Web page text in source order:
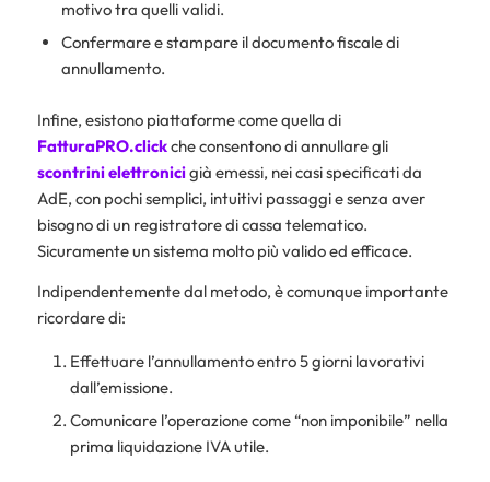
motivo tra quelli validi.
Confermare e stampare il documento fiscale di
annullamento.
Infine, esistono piattaforme come quella di
FatturaPRO.clickche consentono di annullare gli
scontrini elettronicigià emessi, nei casi specificati da
AdE, con pochi semplici, intuitivi passaggi e senza aver
bisogno di un registratore di cassa telematico.
Sicuramente un sistema molto più valido ed efficace.
Indipendentemente dal metodo, è comunque importante
ricordare di:
Effettuare l’annullamento entro 5 giorni lavorativi
dall’emissione.
Comunicare l’operazione come “non imponibile” nella
prima liquidazione IVA utile.